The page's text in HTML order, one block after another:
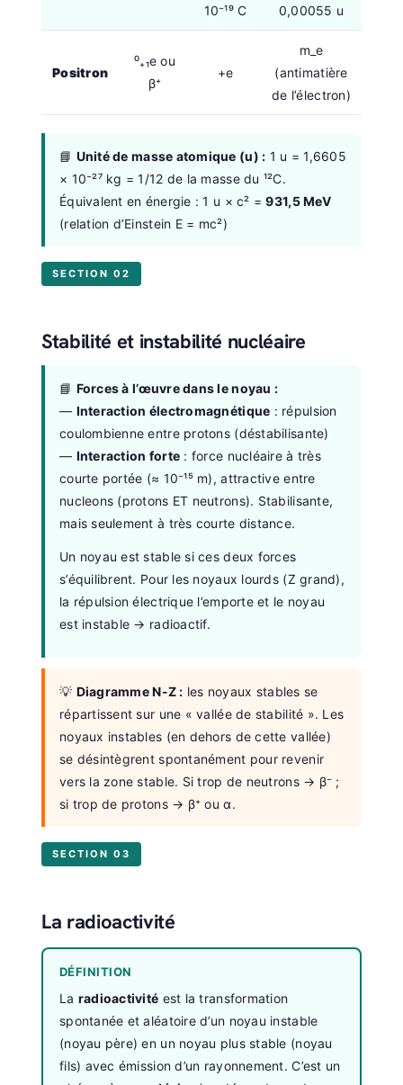
10⁻¹⁹ C
0,00055 u
Positron
⁰₊₁e ou
β⁺
+e
m_e
(antimatière
de l’électron)
📘 Unité de masse atomique (u) : 1 u = 1,6605
× 10⁻²⁷ kg = 1/12 de la masse du ¹²C.
Équivalent en énergie : 1 u × c² =931,5 MeV
(relation d’Einstein E = mc²)
SECTION 02
Stabilité et instabilité nucléaire
📘 Forces à l’œuvre dans le noyau :
— Interaction électromagnétique : répulsion
coulombienne entre protons (déstabilisante)
— Interaction forte : force nucléaire à très
courte portée (≈ 10⁻¹⁵ m), attractive entre
nucleons (protons ET neutrons). Stabilisante,
mais seulement à très courte distance.
Un noyau est stable si ces deux forces
s’équilibrent. Pour les noyaux lourds (Z grand),
la répulsion électrique l’emporte et le noyau
est instable → radioactif.
💡 Diagramme N-Z : les noyaux stables se
répartissent sur une « vallée de stabilité ». Les
noyaux instables (en dehors de cette vallée)
se désintègrent spontanément pour revenir
vers la zone stable. Si trop de neutrons → β⁻ ;
si trop de protons → β⁺ ou α.
SECTION 03
La radioactivité
DÉFINITION
La radioactivité est la transformation
spontanée et aléatoire d’un noyau instable
(noyau père) en un noyau plus stable (noyau
fils) avec émission d’un rayonnement. C’est un